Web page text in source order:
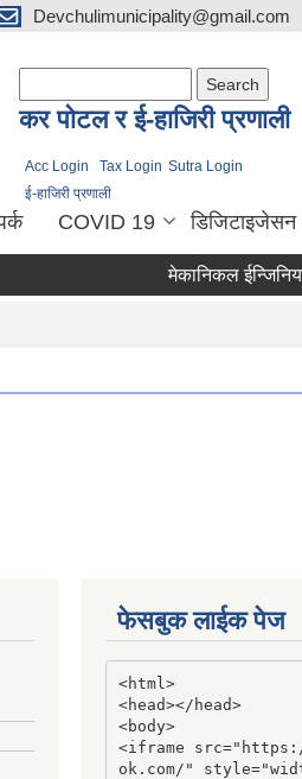
Devchulimunicipality@gmail.com
कर पाेटल र ई-हाजिरी प्रणाली
Acc Login Tax Login Sutra Login
ई-हाजिरी प्रणाली
COVID 19 डिजिटाइजेसन
मेकानिकल
फेसबुक लाईक पेज
<html>
<head></head>
<body>
<iframe
ok.com/"